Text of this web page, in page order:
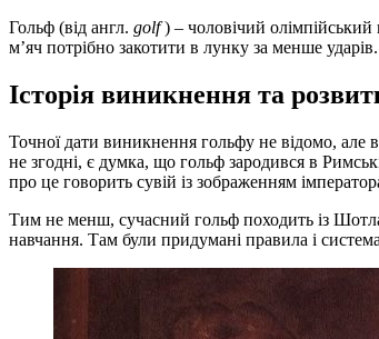
Гольф (від англ. golf) – чоловічий
м’яч потрібно закотити в лунку за менше ударів.
Історія виникнення та
Точної дати виникнення гольфу не відомо, але
не згодні, є думка, що гольф зародився в
про це говорить сувій із зображенням
Тим не менш, сучасний гольф походить із
навчання. Там були придумані правила і